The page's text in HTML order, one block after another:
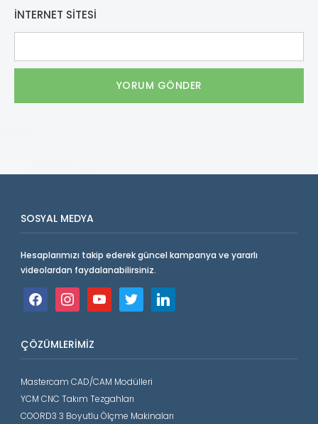
İNTERNET SITESI
SOSYAL MEDYA
Hesaplarımızı takip ederek güncel kampanya ve yararlı
videolardan faydalanabilirsiniz.
facebookinstagramyoutube twitter linkedin
ÇÖZÜMLERIMIZ
Mastercam CAD/CAM Modülleri
YCM CNC Takım Tezgahları
COORD3 3 Boyutlu Ölçme Makinaları